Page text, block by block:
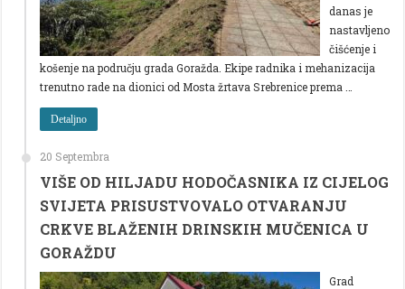
danas je
nastavljeno
čišćenje i
košenje na području grada Goražda. Ekipe radnika i mehanizacija
trenutno rade na dionici od Mosta žrtava Srebrenice prema …
Detaljno
20 Septembra
VIŠE OD HILJADU HODOČASNIKA IZ CIJELOG
SVIJETA PRISUSTVOVALO OTVARANJU
CRKVE BLAŽENIH DRINSKIH MUČENICA U
GORAŽDU
Grad